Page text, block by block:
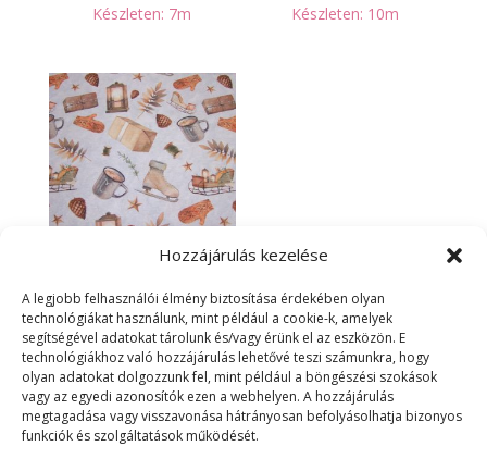
Hozzájárulás kezelése
A legjobb felhasználói élmény biztosítása érdekében olyan
technológiákat használunk, mint például a cookie-k, amelyek
segítségével adatokat tárolunk és/vagy érünk el az eszközön. E
technológiákhoz való hozzájárulás lehetővé teszi számunkra, hogy
olyan adatokat dolgozzunk fel, mint például a böngészési szokások
vagy az egyedi azonosítók ezen a webhelyen. A hozzájárulás
megtagadása vagy visszavonása hátrányosan befolyásolhatja bizonyos
funkciók és szolgáltatások működését.
Készleten: 7m Készleten: 10m
Adventi hangulat
2 120Ft/m
Készleten: 4m